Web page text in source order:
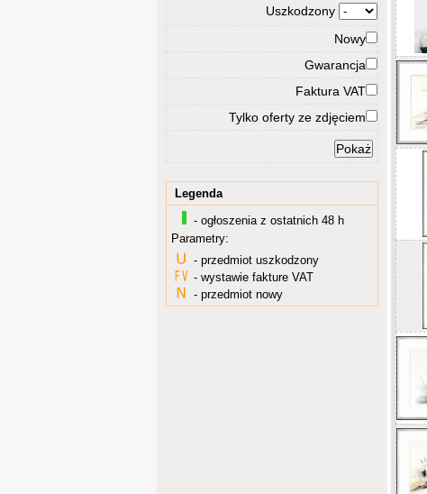
Uszkodzony
Nowy
Gwarancja
Faktura VAT
Tylko oferty ze zdjęciem
Legenda
- ogłoszenia z ostatnich 48 h
Parametry:
- przedmiot uszkodzony
- wystawie fakture VAT
- przedmiot nowy